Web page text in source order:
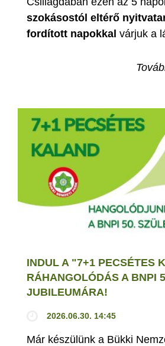
szokásostól eltérő
fordított napokkal várjuk a
INDUL A "7+1 PECSÉTES
RÁHANGOLÓDÁS A BNPI
JUBILEUMÁRA!
2026.06.30. 14:45
Már készülünk a Bükki